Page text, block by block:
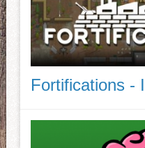
Fortifications -